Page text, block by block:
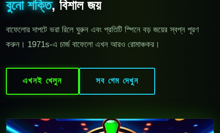
বুনো শক্তি, বিশাল জয়
বাফেলোর দাপটে ভরা রিলে ঘুরুন এবং প্রতিটি স্পিনে বড় জয়ের স্বপ্ন পূরণ
করুন। 1971s-এ চার্জ বাফেলো এখন আরও রোমাঞ্চকর।
এখনই খেলুন সব গেম দেখুন